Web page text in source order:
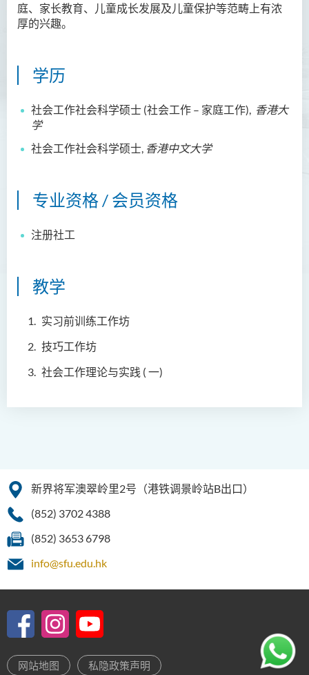
庭、家长教育、儿童成长发展及儿童保护等范畴上有浓
厚的兴趣。
学历
社会工作社会科学硕士 (社会工作 – 家庭工作), 香港大
学
社会工作社会科学硕士, 香港中文大学
专业资格 / 会员资格
注册社工
教学
实习前训练工作坊
技巧工作坊
社会工作理论与实践 ( 一)
新界将军澳翠岭里2号（港铁调景岭站B出口）
(852) 3702 4388
(852) 3653 6798
info@sfu.edu.hk
网站地图 私隐政策声明